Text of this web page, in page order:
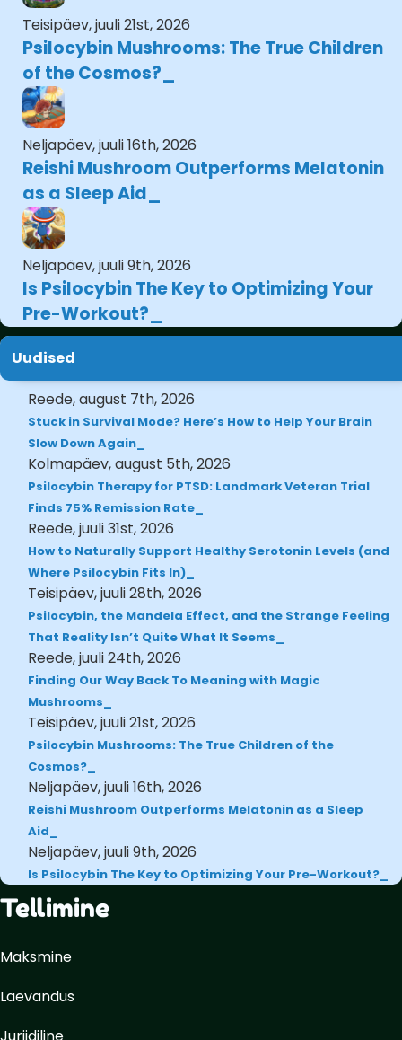
Teisipäev, juuli 21st, 2026
Psilocybin Mushrooms: The True Children
of the Cosmos?
Neljapäev, juuli 16th, 2026
Reishi Mushroom Outperforms Melatonin
as a Sleep Aid
Neljapäev, juuli 9th, 2026
Is Psilocybin The Key to Optimizing Your
Pre-Workout?
Uudised
Reede, august 7th, 2026
Stuck in Survival Mode? Here’s How to Help Your Brain
Slow Down Again
Kolmapäev, august 5th, 2026
Psilocybin Therapy for PTSD: Landmark Veteran Trial
Finds 75% Remission Rate
Reede, juuli 31st, 2026
How to Naturally Support Healthy Serotonin Levels (and
Where Psilocybin Fits In)
Teisipäev, juuli 28th, 2026
Psilocybin, the Mandela Effect, and the Strange Feeling
That Reality Isn’t Quite What It Seems
Reede, juuli 24th, 2026
Finding Our Way Back To Meaning with Magic
Mushrooms
Teisipäev, juuli 21st, 2026
Psilocybin Mushrooms: The True Children of the
Cosmos?
Neljapäev, juuli 16th, 2026
Reishi Mushroom Outperforms Melatonin as a Sleep
Aid
Neljapäev, juuli 9th, 2026
Is Psilocybin The Key to Optimizing Your Pre-Workout?
Tellimine
Maksmine
Laevandus
Juriidiline